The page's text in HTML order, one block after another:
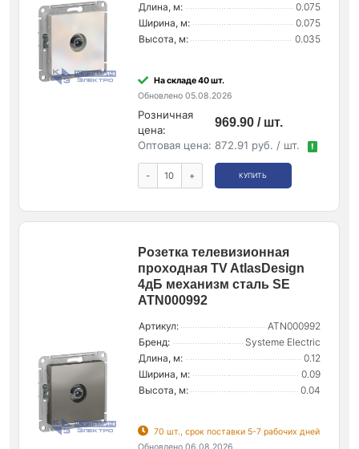
Длина, м:
0.075
Ширина, м:
0.075
Высота, м:
0.035
На складе 40 шт.
Обновлено 05.08.2026
Розничная
цена:
969.90 / шт.
Оптовая цена: 872.91 руб. / шт. !
- + КУПИТЬ
Розетка телевизионная
проходная TV AtlasDesign
4дБ механизм сталь SE
ATN000992
Артикул:
ATN000992
Бренд:
Systeme Electric
Длина, м:
0.12
Ширина, м:
0.09
Высота, м:
0.04
70 шт., срок поставки 5-7 рабочих дней
Обновлено 06.08.2026